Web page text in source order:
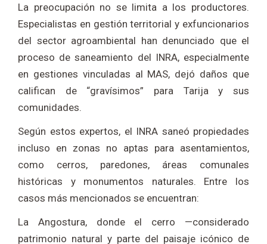
La preocupación no se limita a los productores.
Especialistas en gestión territorial y exfuncionarios
del sector agroambiental han denunciado que el
proceso de saneamiento del INRA, especialmente
en gestiones vinculadas al MAS, dejó daños que
califican de “gravísimos” para Tarija y sus
comunidades.
Según estos expertos, el INRA saneó propiedades
incluso en zonas no aptas para asentamientos,
como cerros, paredones, áreas comunales
históricas y monumentos naturales. Entre los
casos más mencionados se encuentran:
La Angostura, donde el cerro —considerado
patrimonio natural y parte del paisaje icónico de